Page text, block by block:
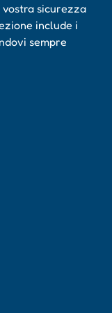
sicurezza
include i
sempre